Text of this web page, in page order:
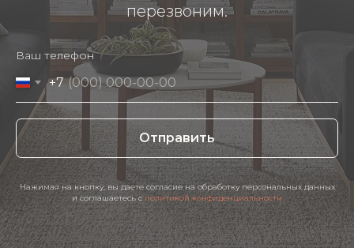
перезвоним.
Ваш телефон
+7
Отправить
Нажимая на кнопку, вы даете согласие на обработку персональных данных
и соглашаетесь c политикой конфиденциальности